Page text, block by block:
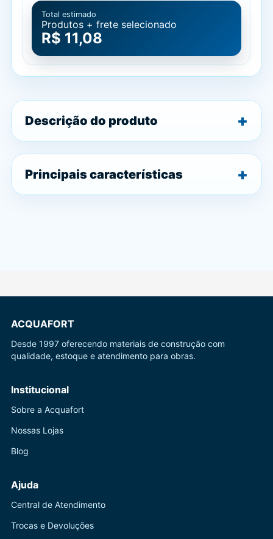
Total estimado
Produtos + frete selecionado
R$ 11,08
Descrição do produto
Principais características
ACQUAFORT
Desde 1997 oferecendo materiais de construção com
qualidade, estoque e atendimento para obras.
Institucional
Sobre a Acquafort
Nossas Lojas
Blog
Ajuda
Central de Atendimento
Trocas e Devoluções